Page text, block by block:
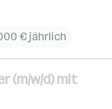
€ jährlich
(m/w/d) mit